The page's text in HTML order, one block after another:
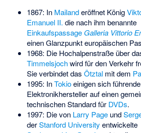
1867: In Mailanderöffnet König
Emanuel II. die nach ihm benannte
Einkaufspassage Galleria Vittorio
einen Glanzpunkt europäischen
1968: Die Hochalpenstraße über
Timmelsjochwird für den Verkehr
Sie verbindet das Ötztalmit dem
1995: InTokioeinigen sich führende
Elektronikhersteller auf einen
technischen Standard für DVDs.
1997: Die von Larry Pageund
derStanford University entwickelte